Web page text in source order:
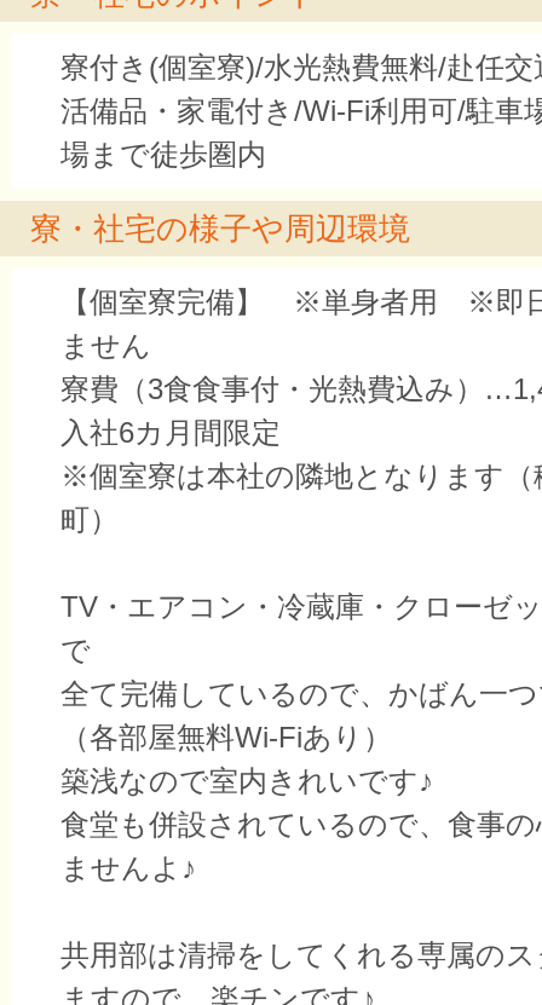
寮付き(個室寮)/水光熱費無料/赴任
活備品・家電付き/Wi-Fi利用可/駐車
場まで徒歩圏内
寮・社宅の様子や周辺環境
【個室寮完備】 ※単身者用 ※即
ません
寮費（3食食事付・光熱費込み）
入社6カ月間限定
※個室寮は本社の隣地となります（
町）
TV・エアコン・冷蔵庫・クローゼ
で
全て完備しているので、かばん一
（各部屋無料Wi-Fiあり）
築浅なので室内きれいです♪
食堂も併設されているので、食事
ませんよ♪
共用部は清掃をしてくれる専属の
ますので、楽チンです♪